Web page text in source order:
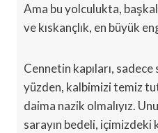
Ama bu yolculukta,
ve kıskançlık, en büyük
Cennetin kapıları, sadece
yüzden, kalbimizi temiz
daima nazik olmalıyız.
sarayın bedeli, içimizdeki